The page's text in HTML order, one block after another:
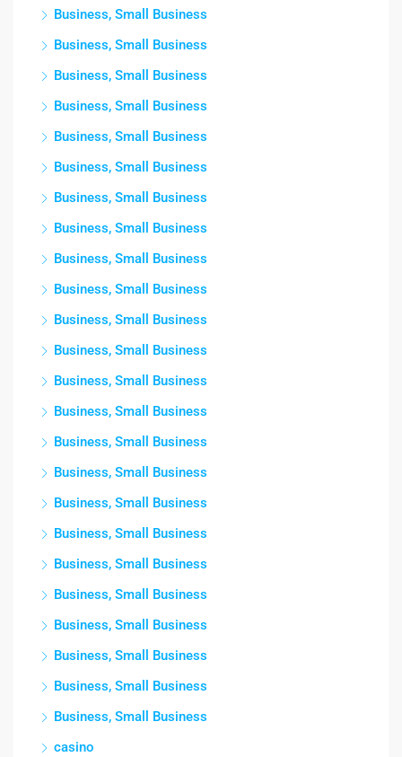
Business, Small Business
Business, Small Business
Business, Small Business
Business, Small Business
Business, Small Business
Business, Small Business
Business, Small Business
Business, Small Business
Business, Small Business
Business, Small Business
Business, Small Business
Business, Small Business
Business, Small Business
Business, Small Business
Business, Small Business
Business, Small Business
Business, Small Business
Business, Small Business
Business, Small Business
Business, Small Business
Business, Small Business
Business, Small Business
Business, Small Business
Business, Small Business
casino